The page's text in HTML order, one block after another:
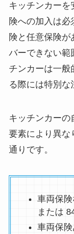
キッチンカーを
険への加入は
険と任意保険
バーできない範
チンカーは一般
る際には特別な
キッチンカーの
要素により異な
通りです。
車両保
または
車両保